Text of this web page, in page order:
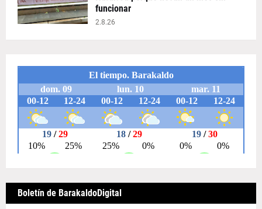
funcionar
2.8.26
Boletín de BarakaldoDigital